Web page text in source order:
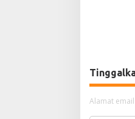
Alamat